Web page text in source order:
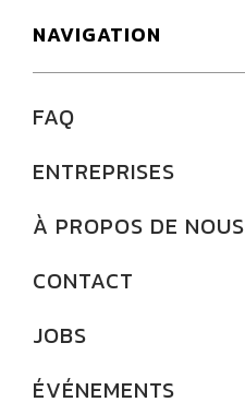
NAVIGATION
FAQ
ENTREPRISES
À PROPOS DE NOUS
CONTACT
JOBS
ÉVÉNEMENTS